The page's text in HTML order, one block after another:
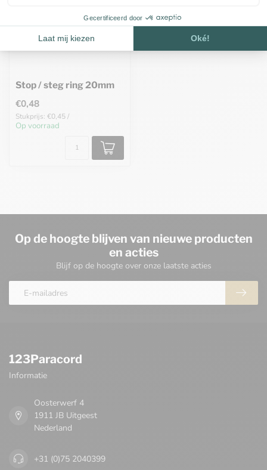
Stop / steg ring 20mm
€0,48
Stukprijs: €0,45 /
Op voorraad
Op de hoogte blijven van nieuwe producten
en acties
Blijf op de hoogte over onze laatste acties
123Paracord
Informatie
Oosterwerf 4
1911 JB Uitgeest
Nederland
+31 (0)75 2040399